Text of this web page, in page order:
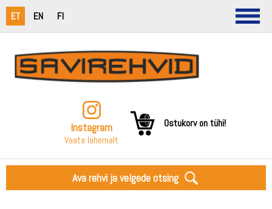
ET EN FI
Instagram
Vaata lähemalt
Ostukorv on tühi!
Ava rehvi ja velgede otsing